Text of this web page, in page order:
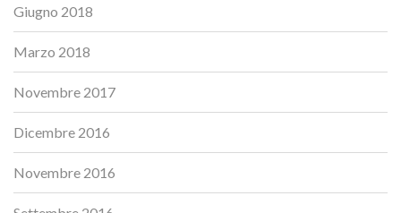
Giugno 2018
Marzo 2018
Novembre 2017
Dicembre 2016
Novembre 2016